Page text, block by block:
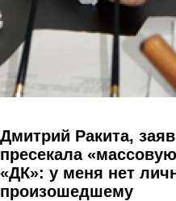
Дмитрий Ракита,
пресекала
«ДК»: у меня нет
произошедшему